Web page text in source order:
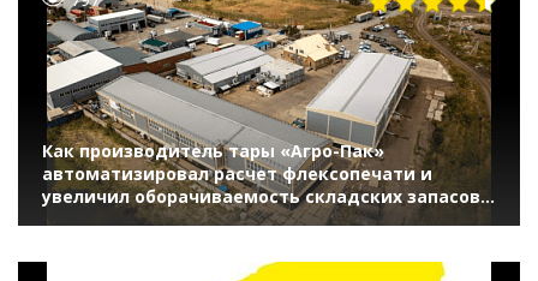
Как производитель тары «Агро-Пак»
автоматизировал расчет флексопечати и
увеличил оборачиваемость складских запасов